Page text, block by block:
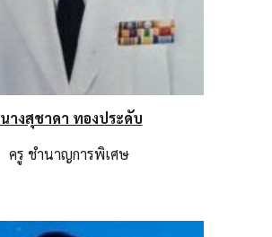
นางสุชาดา ทองประดับ
ครู ชำนาญการพิเศษ